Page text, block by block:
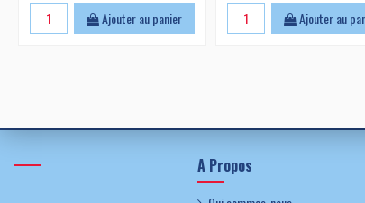
Ajouter au panier Ajouter au
A Propos